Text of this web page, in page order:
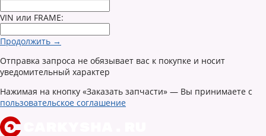
VIN или FRAME:
Продолжить →
Отправка запроса не обязывает вас к покупке и носит
уведомительный характер
Нажимая на кнопку «Заказать запчасти» — Вы принимаете с
пользовательское соглашение